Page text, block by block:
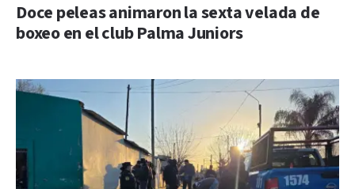
Doce peleas animaron la sexta velada de
boxeo en el club Palma Juniors